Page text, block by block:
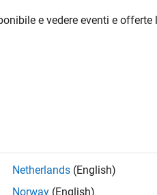
e vedere eventi e
Netherlands (English)
Norway (English)